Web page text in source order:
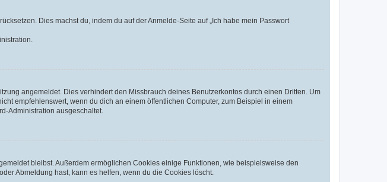
Dies machst du, indem du auf der Anmelde-Seite auf „Ich habe mein Passwort
angemeldet. Dies verhindert den Missbrauch deines Benutzerkontos durch einen Dritten. Um
empfehlenswert, wenn du dich an einem öffentlichen Computer, zum Beispiel in einem
Administration ausgeschaltet.
bleibst. Außerdem ermöglichen Cookies einige Funktionen, wie beispielsweise den
Abmeldung hast, kann es helfen, wenn du die Cookies löscht.